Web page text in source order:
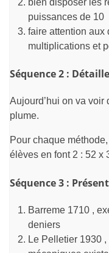
bien disposer les
puissances de 10
faire attention aux
multiplications et
Séquence 2 :
Aujourd’hui on va
plume.
Pour chaque
élèves en font 2 : 52 x
Séquence 3 :
Barreme 1710 ,
deniers
Le Pelletier 1930